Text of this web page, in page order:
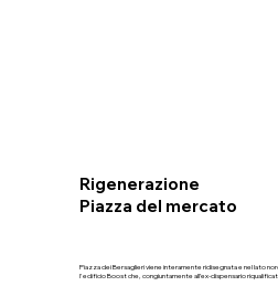
Rigenerazione
Piazza del mercato
Piazza dei Bersaglieri viene interamente ridisegnata e nel lato
l'edificio Boost che, congiuntamente all’ex-dispensario